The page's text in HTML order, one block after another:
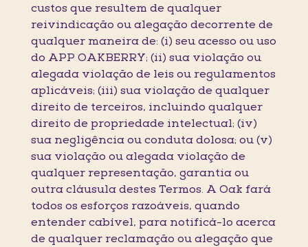
custos que resultem de qualquer
reivindicação ou alegação decorrente de
qualquer maneira de: (i) seu acesso ou uso
do APP OAKBERRY; (ii) sua violação ou
alegada violação de leis ou regulamentos
aplicáveis; (iii) sua violação de qualquer
direito de terceiros, incluindo qualquer
direito de propriedade intelectual; (iv)
sua negligência ou conduta dolosa; ou (v)
sua violação ou alegada violação de
qualquer representação, garantia ou
outra cláusula destes Termos. A Oak fará
todos os esforços razoáveis, quando
entender cabível, para notificá-lo acerca
de qualquer reclamação ou alegação que